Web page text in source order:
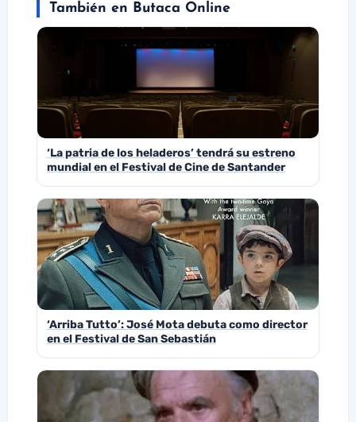
También en Butaca Online
‘La patria de los heladeros’ tendrá su estreno
mundial en el Festival de Cine de Santander
‘Arriba Tutto’: José Mota debuta como director
en el Festival de San Sebastián